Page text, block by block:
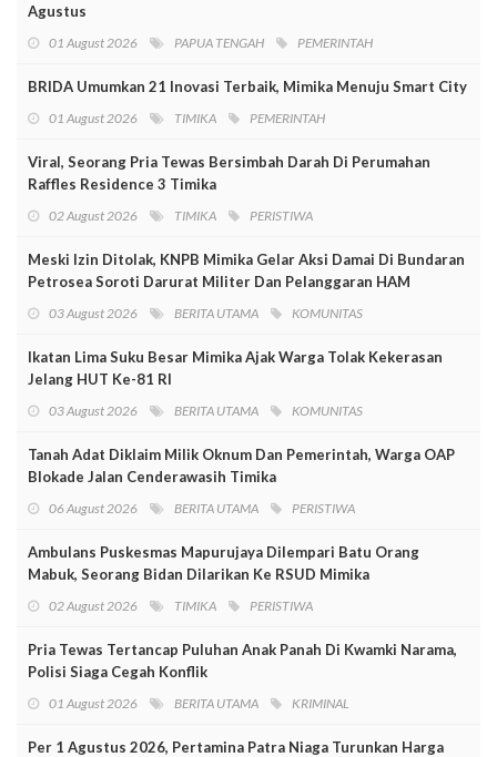
Agustus
01 August 2026 PAPUA TENGAH PEMERINTAH
BRIDA Umumkan 21 Inovasi Terbaik, Mimika Menuju Smart City
01 August 2026 TIMIKA PEMERINTAH
Viral, Seorang Pria Tewas Bersimbah Darah Di Perumahan
Raffles Residence 3 Timika
02 August 2026 TIMIKA PERISTIWA
Meski Izin Ditolak, KNPB Mimika Gelar Aksi Damai Di Bundaran
Petrosea Soroti Darurat Militer Dan Pelanggaran HAM
03 August 2026 BERITA UTAMA KOMUNITAS
Ikatan Lima Suku Besar Mimika Ajak Warga Tolak Kekerasan
Jelang HUT Ke-81 RI
03 August 2026 BERITA UTAMA KOMUNITAS
Tanah Adat Diklaim Milik Oknum Dan Pemerintah, Warga OAP
Blokade Jalan Cenderawasih Timika
06 August 2026 BERITA UTAMA PERISTIWA
Ambulans Puskesmas Mapurujaya Dilempari Batu Orang
Mabuk, Seorang Bidan Dilarikan Ke RSUD Mimika
02 August 2026 TIMIKA PERISTIWA
Pria Tewas Tertancap Puluhan Anak Panah Di Kwamki Narama,
Polisi Siaga Cegah Konflik
01 August 2026 BERITA UTAMA KRIMINAL
Per 1 Agustus 2026, Pertamina Patra Niaga Turunkan Harga